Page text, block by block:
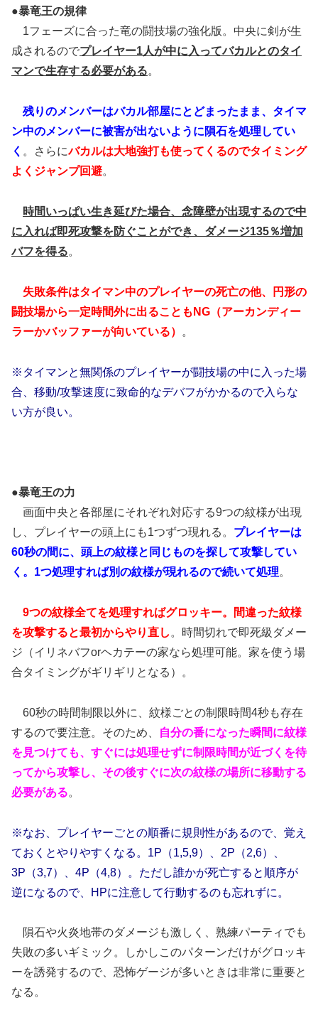
●暴竜王の規律
1フェーズに合った竜の闘技場の強化版。中央に剣が生
成されるのでプレイヤー1人が中に入ってバカルとのタイ
マンで生存する必要がある。
残りのメンバーはバカル部屋にとどまったまま、タイマ
ン中のメンバーに被害が出ないように隕石を処理してい
く 。さらにバカルは大地強打も使ってくるのでタイミング
よくジャンプ回避。
時間いっぱい生き延びた場合、念障壁が出現するので中
に入れば即死攻撃を防ぐことができ、ダメージ135％増加
バフを得る。
失敗条件はタイマン中のプレイヤーの死亡の他、円形の
闘技場から一定時間外に出ることもNG（アーカンディー
ラーかバッファーが向いている）
。
※タイマンと無関係のプレイヤーが闘技場の中に入った場
合、移動/攻撃速度に致命的なデバフがかかるので入らな
い方が良い。
●暴竜王の力
画面中央と各部屋にそれぞれ対応する9つの紋様が出現
し、プレイヤーの頭上にも1つずつ現れる。 プレイヤーは
60秒の間に、頭上の紋様と同じものを探して攻撃してい
く。1つ処理すれば別の紋様が現れるので続いて処理。
9つの紋様全てを処理すればグロッキー。間違った紋様
を攻撃すると最初からやり直し 。時間切れで即死級ダメー
ジ（イリネバフorヘカテーの家なら処理可能。家を使う場
合タイミングがギリギリとなる）。
60秒の時間制限以外に、紋様ごとの制限時間4秒も存在
するので要注意。そのため、
自分の番になった瞬間に紋様
を見つけても、すぐには処理せずに制限時間が近づくを待
ってから攻撃し、その後すぐに次の紋様の場所に移動する
必要がある。
※なお、プレイヤーごとの順番に規則性があるので、覚え
ておくとやりやすくなる。1P（1,5,9）、2P（2,6）、
3P（3,7）、4P（4,8）。ただし誰かが死亡すると順序が
逆になるので、HPに注意して行動するのも忘れずに。
隕石や火炎地帯のダメージも激しく、熟練パーティでも
失敗の多いギミック。しかしこのパターンだけがグロッキ
ーを誘発するので、恐怖ゲージが多いときは非常に重要と
なる。